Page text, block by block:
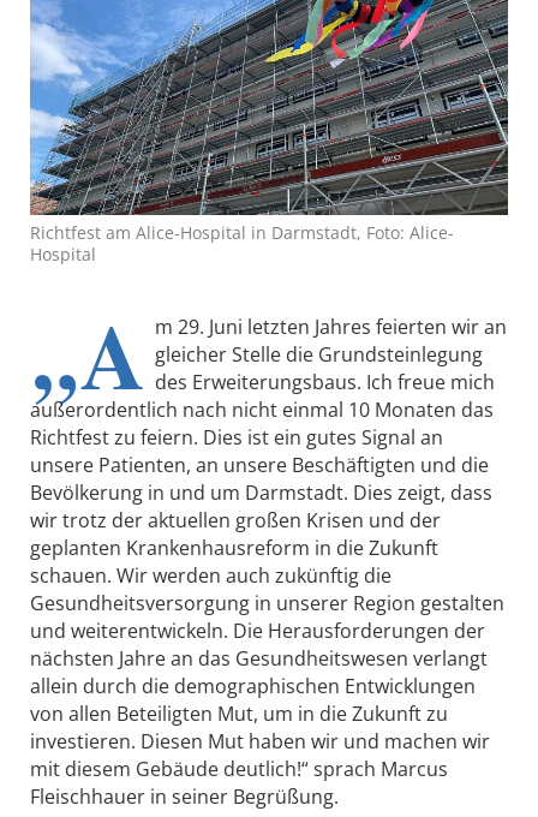
Richtfest am Alice-Hospital in Darmstadt, Foto: Alice-
Hospital
„A m 29. Juni letzten Jahres feierten wir an
gleicher Stelle die Grundsteinlegung
des Erweiterungsbaus. Ich freue mich
außerordentlich nach nicht einmal 10 Monaten das
Richtfest zu feiern. Dies ist ein gutes Signal an
unsere Patienten, an unsere Beschäftigten und die
Bevölkerung in und um Darmstadt. Dies zeigt, dass
wir trotz der aktuellen großen Krisen und der
geplanten Krankenhausreform in die Zukunft
schauen. Wir werden auch zukünftig die
Gesundheitsversorgung in unserer Region gestalten
und weiterentwickeln. Die Herausforderungen der
nächsten Jahre an das Gesundheitswesen verlangt
allein durch die demographischen Entwicklungen
von allen Beteiligten Mut, um in die Zukunft zu
investieren. Diesen Mut haben wir und machen wir
mit diesem Gebäude deutlich!“ sprach Marcus
Fleischhauer in seiner Begrüßung.